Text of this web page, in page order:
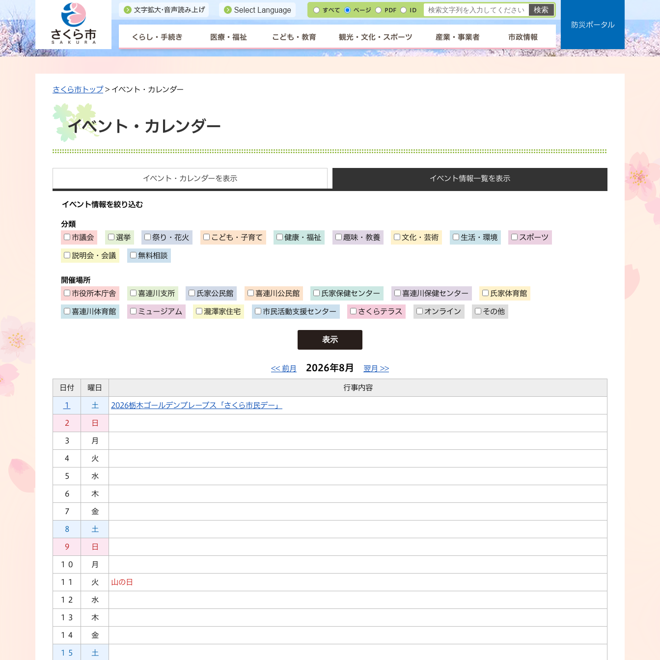
すべて ページ PDF ID
くらし・手続き 医療・福祉 こども・教育 観光・文化・スポーツ 産業・事業者 市政情報
防災ポータル
さくら市トップ> イベント・カレンダー
イベント・カレンダー
イベント・カレンダーを表示 イベント情報一覧を表示
イベント情報を絞り込む
分類
市議会
選挙 祭り・花火 こども・子育て 健康・福祉 趣味・教養 文化・芸術 生活・環境 スポーツ
説明会・会議 無料相談
開催場所
市役所本庁舎
喜連川支所 氏家公民館 喜連川公民館 氏家保健センター 喜連川保健センター 氏家体育館
喜連川体育館 ミュージアム 瀧澤家住宅 市民活動支援センター さくらテラス オンライン その他
<< 前月 2026年8月 翌月 >>
日付 曜日 行事内容
１ 土 2026栃木ゴールデンブレーブス「さくら市⺠デー」
２ 日
３ 月
４ 火
５ 水
６ 木
７ 金
８ 土
９ 日
１０ 月
１１ 火 山の日
１２ 水
１３ 木
１４ 金
１５ 土